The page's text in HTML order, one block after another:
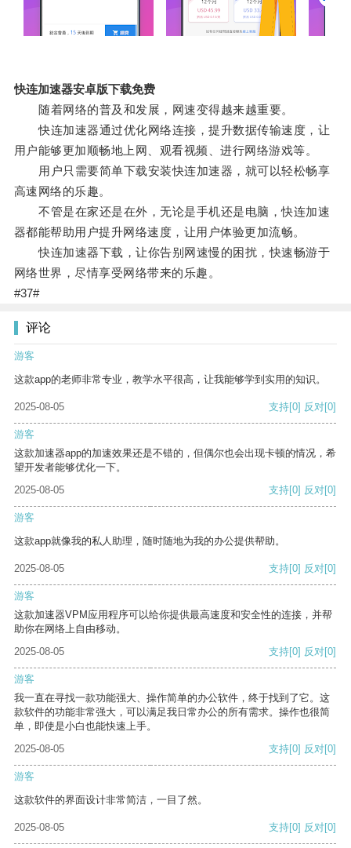
快连加速器安卓版下载免费
随着网络的普及和发展，网速变得越来越重要。
快连加速器通过优化网络连接，提升数据传输速度，让
用户能够更加顺畅地上网、观看视频、进行网络游戏等。
用户只需要简单下载安装快连加速器，就可以轻松畅享
高速网络的乐趣。
不管是在家还是在外，无论是手机还是电脑，快连加速
器都能帮助用户提升网络速度，让用户体验更加流畅。
快连加速器下载，让你告别网速慢的困扰，快速畅游于
网络世界，尽情享受网络带来的乐趣。
#37#
评论
游客
这款app的老师非常专业，教学水平很高，让我能够学到实用的知识。
2025-08-05 支持[0] 反对[0]
游客
这款加速器app的加速效果还是不错的，但偶尔也会出现卡顿的情况，希
望开发者能够优化一下。
2025-08-05
支持[0] 反对[0]
游客
这款app就像我的私人助理，随时随地为我的办公提供帮助。
2025-08-05 支持[0] 反对[0]
游客
这款加速器VPM应用程序可以给你提供最高速度和安全性的连接，并帮
助你在网络上自由移动。
2025-08-05
支持[0] 反对[0]
游客
我一直在寻找一款功能强大、操作简单的办公软件，终于找到了它。这
款软件的功能非常强大，可以满足我日常办公的所有需求。操作也很简
单，即使是小白也能快速上手。
2025-08-05
支持[0] 反对[0]
游客
这款软件的界面设计非常简洁，一目了然。
2025-08-05 支持[0] 反对[0]